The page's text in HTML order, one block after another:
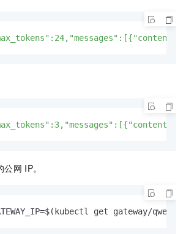
公网 IP。
get gateway/